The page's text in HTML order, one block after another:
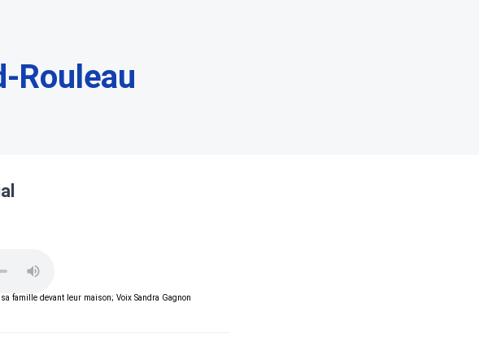
Rouleau
famille devant leur maison; Voix Sandra Gagnon